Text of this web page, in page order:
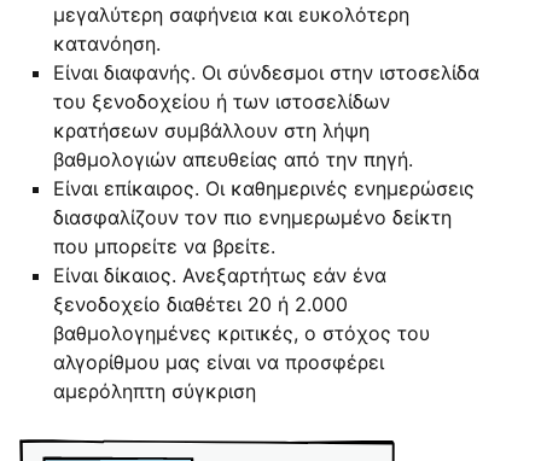
μεγαλύτερη σαφήνεια και ευκολότερη
κατανόηση.
Είναι διαφανής. Οι σύνδεσμοι στην ιστοσελίδα
του ξενοδοχείου ή των ιστοσελίδων
κρατήσεων συμβάλλουν στη λήψη
βαθμολογιών απευθείας από την πηγή.
Είναι επίκαιρος. Οι καθημερινές ενημερώσεις
διασφαλίζουν τον πιο ενημερωμένο δείκτη
που μπορείτε να βρείτε.
Είναι δίκαιος. Ανεξαρτήτως εάν ένα
ξενοδοχείο διαθέτει 20 ή 2.000
βαθμολογημένες κριτικές, ο στόχος του
αλγορίθμου μας είναι να προσφέρει
αμερόληπτη σύγκριση